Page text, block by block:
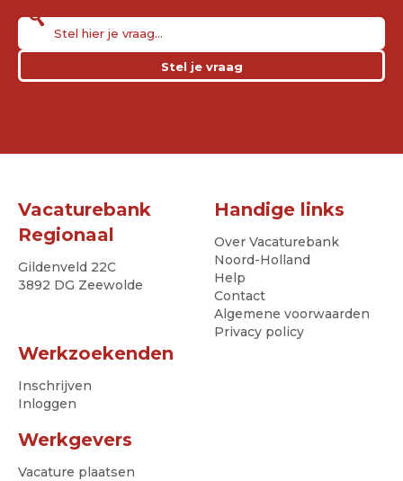
Stel je vraag
Vacaturebank
Regionaal
Gildenveld 22C
3892 DG Zeewolde
Handige links
Over Vacaturebank
Noord-Holland
Help
Contact
Algemene voorwaarden
Privacy policy
Werkzoekenden
Inschrijven
Inloggen
Werkgevers
Vacature plaatsen